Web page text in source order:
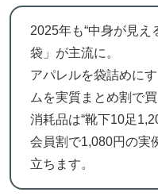
2025年も“中身が見え
袋」が主流に。
アパレルを袋詰めに
ムを実質まとめ割で
消耗品は“靴下10足
会員割で1,080円の実
立ちます。